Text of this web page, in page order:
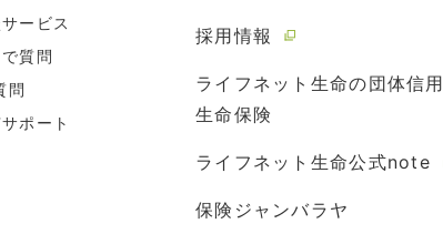
ービス
質問
問
ポート
採用情報
ライフネット生命の団体信用
生命保険
ライフネット生命公式note
保険ジャンバラヤ